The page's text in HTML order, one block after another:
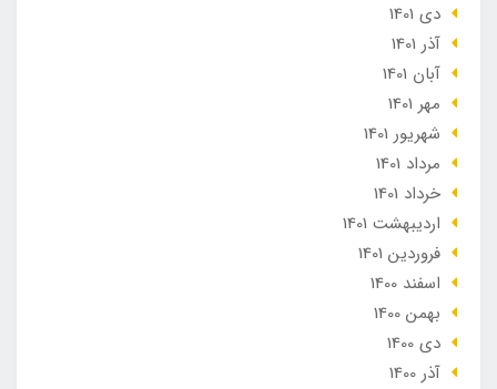
دی 1401
آذر 1401
آبان 1401
مهر 1401
شهریور 1401
مرداد 1401
خرداد 1401
ارديبهشت 1401
فروردین 1401
اسفند 1400
بهمن 1400
دی 1400
آذر 1400